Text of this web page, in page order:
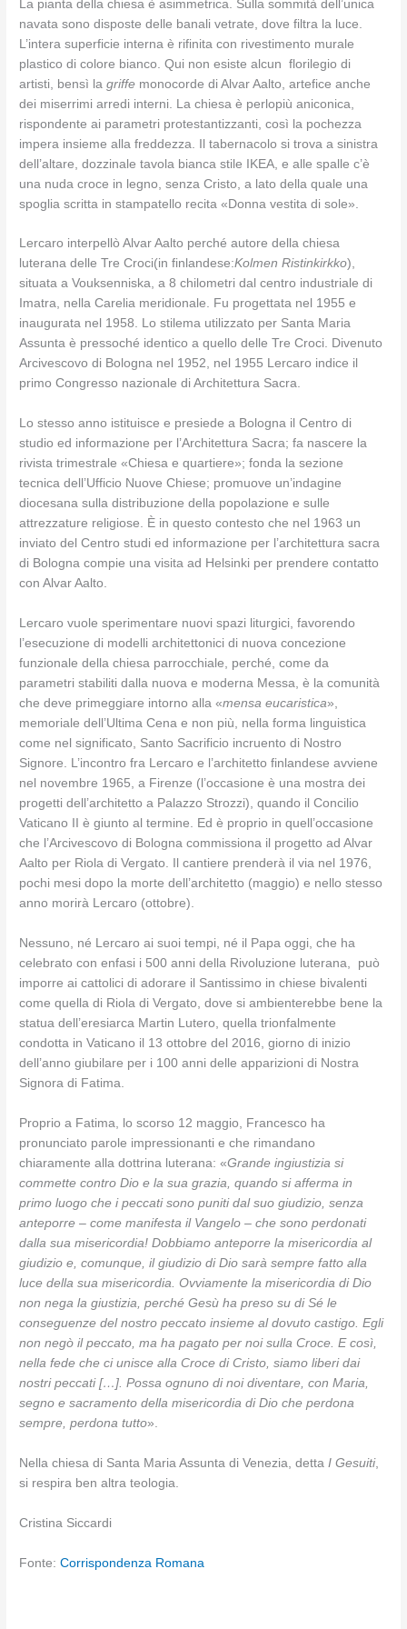
La pianta della chiesa è asimmetrica. Sulla sommità dell’unica
navata sono disposte delle banali vetrate, dove filtra la luce.
L’intera superficie interna è rifinita con rivestimento murale
plastico di colore bianco. Qui non esiste alcun florilegio di
artisti, bensì lagriffe monocorde di Alvar Aalto, artefice anche
dei miserrimi arredi interni. La chiesa è perlopiù aniconica,
rispondente ai parametri protestantizzanti, così la pochezza
impera insieme alla freddezza. Il tabernacolo si trova a sinistra
dell’altare, dozzinale tavola bianca stile IKEA, e alle spalle c’è
una nuda croce in legno, senza Cristo, a lato della quale una
spoglia scritta in stampatello recita «Donna vestita di sole».
Lercaro interpellò Alvar Aalto perché autore della chiesa
luterana delle Tre Croci(in finlandese:Kolmen Ristinkirkko),
situata a Vouksenniska, a 8 chilometri dal centro industriale di
Imatra, nella Carelia meridionale. Fu progettata nel 1955 e
inaugurata nel 1958. Lo stilema utilizzato per Santa Maria
Assunta è pressoché identico a quello delle Tre Croci. Divenuto
Arcivescovo di Bologna nel 1952, nel 1955 Lercaro indice il
primo Congresso nazionale di Architettura Sacra.
Lo stesso anno istituisce e presiede a Bologna il Centro di
studio ed informazione per l’Architettura Sacra; fa nascere la
rivista trimestrale «Chiesa e quartiere»; fonda la sezione
tecnica dell’Ufficio Nuove Chiese; promuove un’indagine
diocesana sulla distribuzione della popolazione e sulle
attrezzature religiose. È in questo contesto che nel 1963 un
inviato del Centro studi ed informazione per l’architettura sacra
di Bologna compie una visita ad Helsinki per prendere contatto
con Alvar Aalto.
Lercaro vuole sperimentare nuovi spazi liturgici, favorendo
l’esecuzione di modelli architettonici di nuova concezione
funzionale della chiesa parrocchiale, perché, come da
parametri stabiliti dalla nuova e moderna Messa, è la comunità
che deve primeggiare intorno alla «mensa eucaristica»,
memoriale dell’Ultima Cena e non più, nella forma linguistica
come nel significato, Santo Sacrificio incruento di Nostro
Signore. L’incontro fra Lercaro e l’architetto finlandese avviene
nel novembre 1965, a Firenze (l’occasione è una mostra dei
progetti dell’architetto a Palazzo Strozzi), quando il Concilio
Vaticano II è giunto al termine. Ed è proprio in quell’occasione
che l’Arcivescovo di Bologna commissiona il progetto ad Alvar
Aalto per Riola di Vergato. Il cantiere prenderà il via nel 1976,
pochi mesi dopo la morte dell’architetto (maggio) e nello stesso
anno morirà Lercaro (ottobre).
Nessuno, né Lercaro ai suoi tempi, né il Papa oggi, che ha
celebrato con enfasi i 500 anni della Rivoluzione luterana, può
imporre ai cattolici di adorare il Santissimo in chiese bivalenti
come quella di Riola di Vergato, dove si ambienterebbe bene la
statua dell’eresiarca Martin Lutero, quella trionfalmente
condotta in Vaticano il 13 ottobre del 2016, giorno di inizio
dell’anno giubilare per i 100 anni delle apparizioni di Nostra
Signora di Fatima.
Proprio a Fatima, lo scorso 12 maggio, Francesco ha
pronunciato parole impressionanti e che rimandano
chiaramente alla dottrina luterana: «Grande ingiustizia si
commette contro Dio e la sua grazia, quando si afferma in
primo luogo che i peccati sono puniti dal suo giudizio, senza
anteporre – come manifesta il Vangelo – che sono perdonati
dalla sua misericordia! Dobbiamo anteporre la misericordia al
giudizio e, comunque, il giudizio di Dio sarà sempre fatto alla
luce della sua misericordia. Ovviamente la misericordia di Dio
non nega la giustizia, perché Gesù ha preso su di Sé le
conseguenze del nostro peccato insieme al dovuto castigo. Egli
non negò il peccato, ma ha pagato per noi sulla Croce. E così,
nella fede che ci unisce alla Croce di Cristo, siamo liberi dai
nostri peccati […]. Possa ognuno di noi diventare, con Maria,
segno e sacramento della misericordia di Dio che perdona
sempre, perdona tutto».
Nella chiesa di Santa Maria Assunta di Venezia, detta I Gesuiti,
si respira ben altra teologia.
Cristina Siccardi
Fonte:Corrispondenza Romana